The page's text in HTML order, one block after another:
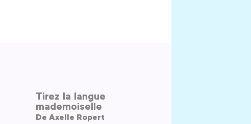
Tirez la langue
mademoiselle
De Axelle Ropert